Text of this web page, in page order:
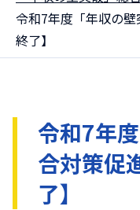
令和7年度「年収の
終了】
令和7年
合対策促
了】